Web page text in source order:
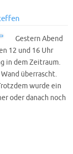
Gestern Abend
12 und 16 Uhr
in dem Zeitraum.
überrascht.
wurde ein
oder danach noch